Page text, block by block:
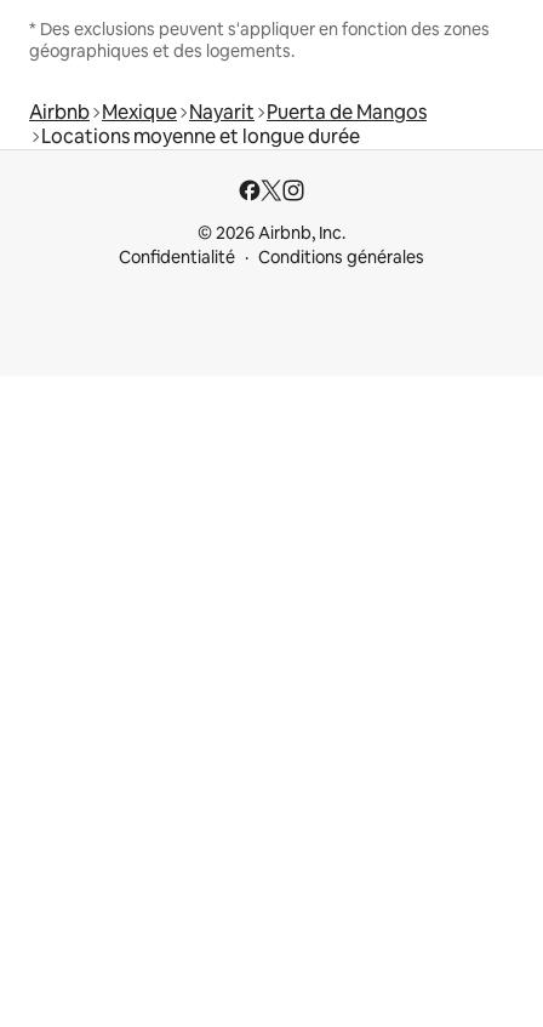
* Des exclusions peuvent s'appliquer en fonction des zones
géographiques et des logements.
Airbnb Mexique Nayarit Puerta de Mangos
Locations moyenne et longue durée
© 2026 Airbnb, Inc.
Confidentialité
Conditions générales